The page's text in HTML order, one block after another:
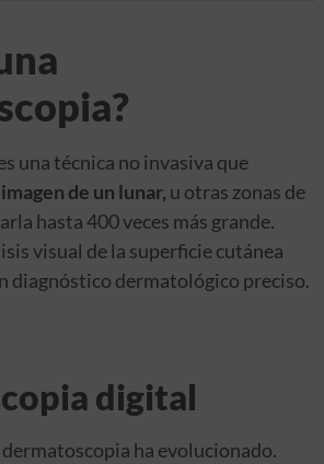
una técnica no invasiva que
de un lunar, u otras zonas de
hasta 400 veces más grande.
visual de la superficie cutánea
diagnóstico dermatológico preciso.
digital
ha evolucionado.